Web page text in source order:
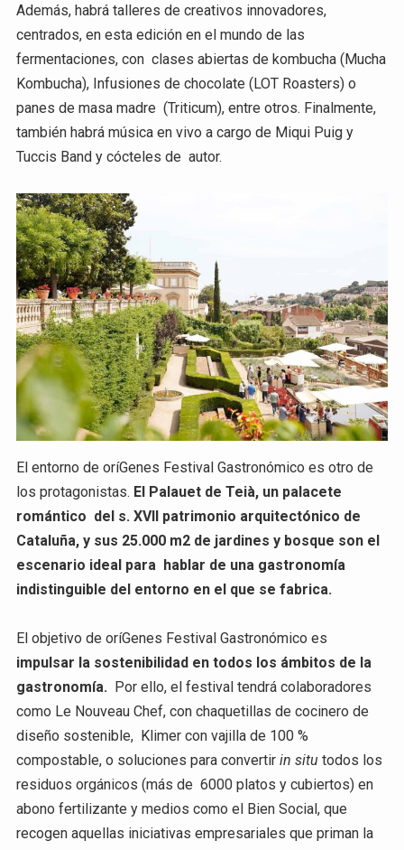
Además, habrá talleres de creativos innovadores,
centrados, en esta edición en el mundo de las
fermentaciones, con clases abiertas de kombucha (Mucha
Kombucha), Infusiones de chocolate (LOT Roasters) o
panes de masa madre (Triticum), entre otros. Finalmente,
también habrá música en vivo a cargo de Miqui Puig y
Tuccis Band y cócteles de autor.
El entorno de oríGenes Festival Gastronómico es otro de
los protagonistas. El Palauet de Teià, un palacete
romántico del s. XVII patrimonio arquitectónico de
Cataluña, y sus 25.000 m2 de jardines y bosque son el
escenario ideal para hablar de una gastronomía
indistinguible del entorno en el que se fabrica.
El objetivo de oríGenes Festival Gastronómico es
impulsar la sostenibilidad en todos los ámbitos de la
gastronomía.Por ello, el festival tendrá colaboradores
como Le Nouveau Chef, con chaquetillas de cocinero de
diseño sostenible, Klimer con vajilla de 100 %
compostable, o soluciones para convertir in situ todos los
residuos orgánicos (más de 6000 platos y cubiertos) en
abono fertilizante y medios como el Bien Social, que
recogen aquellas iniciativas empresariales que priman la